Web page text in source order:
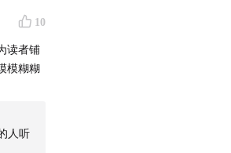
10
读者铺
模糊糊
人听